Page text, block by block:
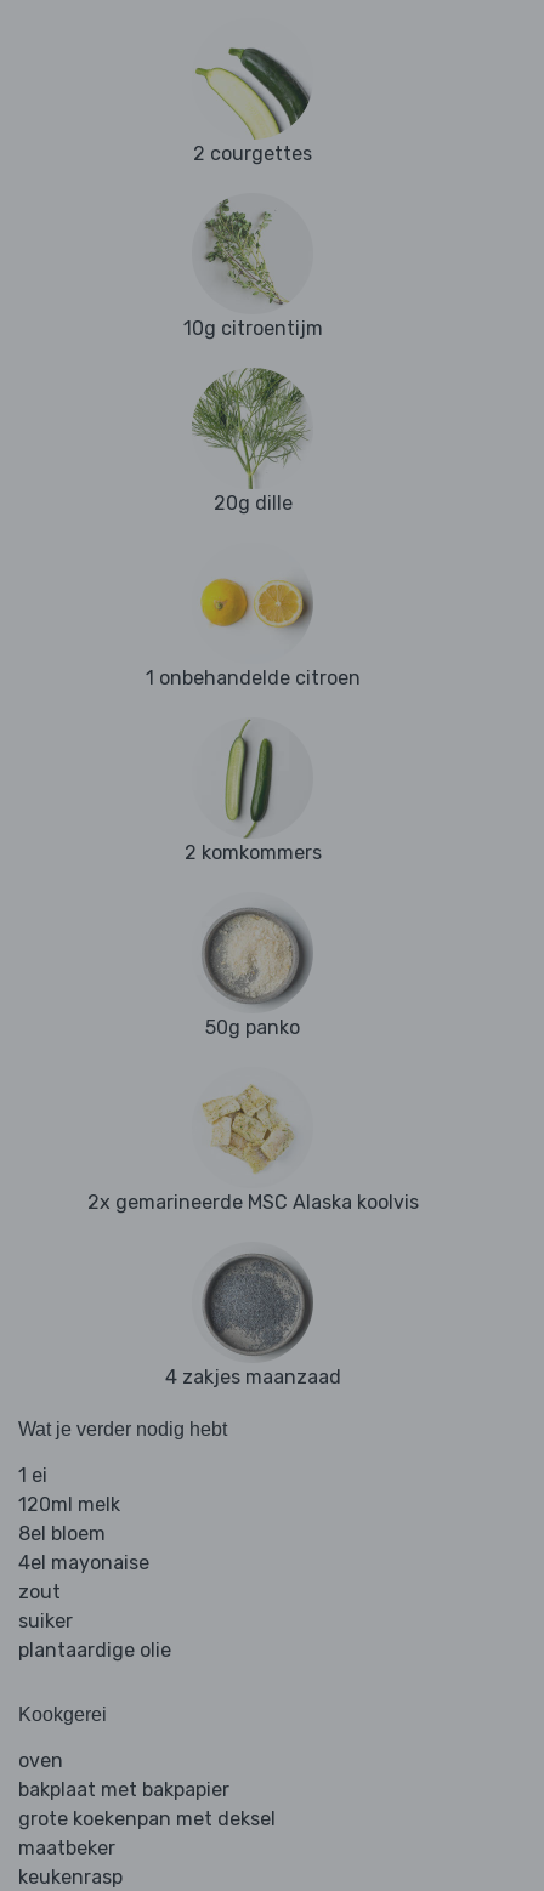
2 courgettes
10g citroentijm
20g dille
1 onbehandelde citroen
2 komkommers
50g panko
2x gemarineerde MSC Alaska koolvis
4 zakjes maanzaad
Wat je verder nodig hebt
1 ei
120ml melk
8el bloem
4el mayonaise
zout
suiker
plantaardige olie
Kookgerei
oven
bakplaat met bakpapier
grote koekenpan met deksel
maatbeker
keukenrasp